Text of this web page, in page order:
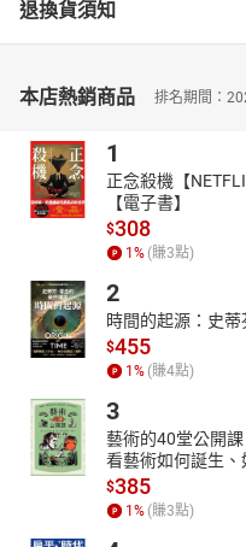
退換貨須知
本店熱銷商品 排名期間：
1
正念殺機【
【電子書】
$308
1% (賺3點)
2
時間的起源：史蒂
$455
1% (賺4點)
3
藝術的40堂公開
看藝術如何誕生、
$385
1% (賺3點)